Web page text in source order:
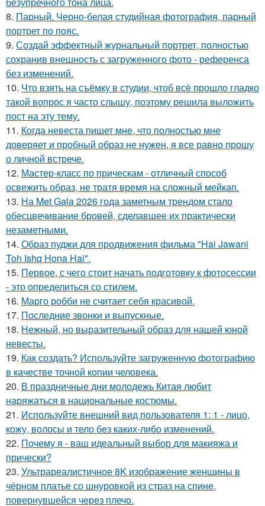
8. Парный. Черно-белая студийная фотография, парный
портрет по пояс.
9. Создай эффектный журнальный портрет, полностью
сохранив внешность с загруженного фото - референса
без изменений.
10. Что взять на съёмку в студии, чтоб всё прошло гладко
такой вопрос я часто слышу, поэтому решила выложить
пост на эту тему.
11. Когда невеста пишет мне, что полностью мне
доверяет и пробный образ не нужен, я все равно прошу
о личной встрече.
12. Мастер-класс по прическам - отличный способ
освежить образ, не тратя время на сложный мейкап.
13. На Met Gala 2026 года заметным трендом стало
обесцвечивание бровей, сделавшее их практически
незаметными.
14. Образ пуджи для продвижения фильма "Hai Jawani
Toh Ishq Hona Hai".
15. Первое, с чего стоит начать подготовку к фотосессии
- это определиться со стилем.
16. Марго робби не считает себя красивой.
17. Последние звонки и выпускные.
18. Нежный, но выразительный образ для нашей юной
невесты.
19. Как создать? Используйте загруженную фотографию
в качестве точной копии человека.
20. В праздничные дни молодежь Китая любит
наряжаться в национальные костюмы.
21. Используйте внешний вид пользователя 1: 1 - лицо,
кожу, волосы и тело без каких-либо изменений.
22. Почему я - ваш идеальный выбор для макияжа и
прически?
23. Ультрареалистичное 8K изображение женщины в
чёрном платье со шнуровкой из страз на спине,
повернувшейся через плечо.